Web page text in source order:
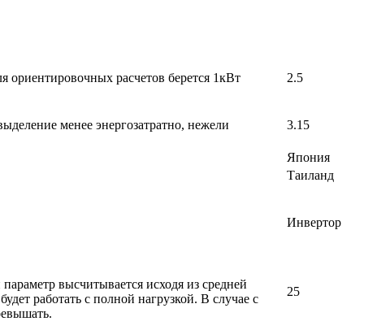
ориентировочных расчетов берется 1кВт
2.5
менее энергозатратно, нежели
3.15
Япония
Таиланд
Инвертор
высчитывается исходя из средней
работать с полной нагрузкой. В случае с
25